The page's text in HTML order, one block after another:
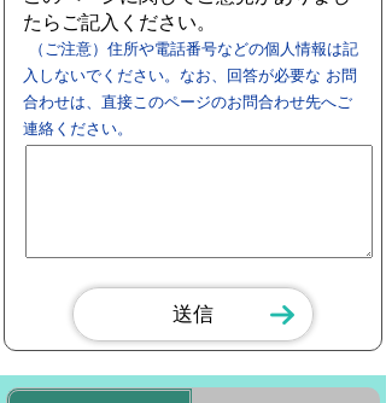
たらご記入ください。
（ご注意）住所や電話番号などの個人情報は記
入しないでください。なお、回答が必要な お問
合わせは、直接このページのお問合わせ先へご
連絡ください。